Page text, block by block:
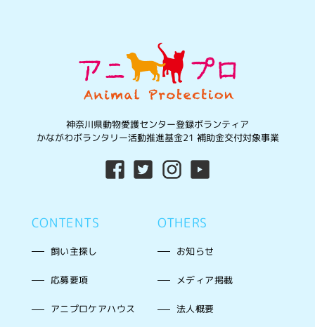
CONTENTS
飼い主探し
応募要項
アニプロケアハウス
神奈川県動物愛護センター登録ボランティア
かながわボランタリー活動推進基金21 補助金交付対象事業
OTHERS
お知らせ
メディア掲載
法人概要